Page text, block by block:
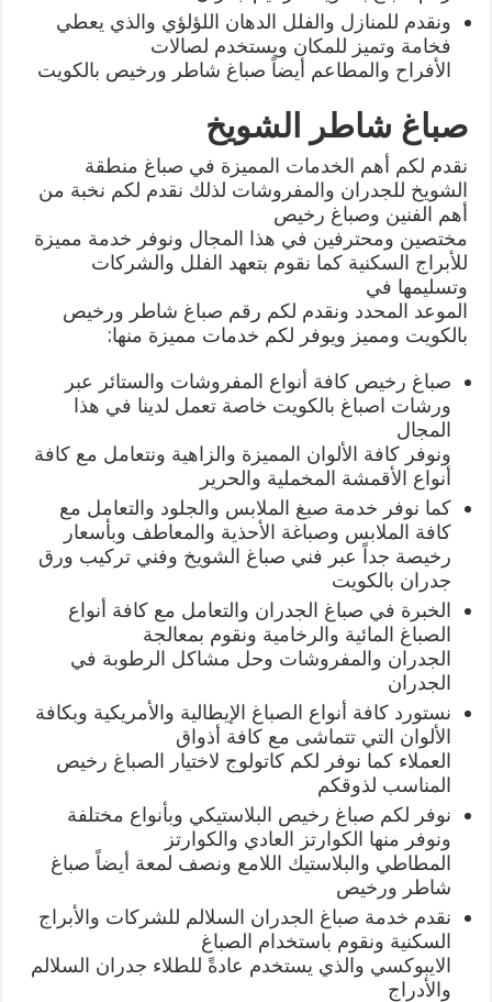
ونقدم للمنازل والفلل الدهان اللؤلؤي والذي يعطي
فخامة وتميز للمكان ويستخدم لصالات
الأفراح والمطاعم أيضاً صباغ شاطر ورخيص بالكويت
صباغ شاطر الشويخ
نقدم لكم أهم الخدمات المميزة في صباغ منطقة
الشويخ للجدران والمفروشات لذلك نقدم لكم نخبة من
أهم الفنين وصباغ رخيص
مختصين ومحترفين في هذا المجال ونوفر خدمة مميزة
للأبراج السكنية كما نقوم بتعهد الفلل والشركات
وتسليمها في
الموعد المحدد ونقدم لكم رقم صباغ شاطر ورخيص
بالكويت ومميز ويوفر لكم خدمات مميزة منها:
صباغ رخيص كافة أنواع المفروشات والستائر عبر
ورشات اصباغ بالكويت خاصة تعمل لدينا في هذا
المجال
ونوفر كافة الألوان المميزة والزاهية ونتعامل مع كافة
أنواع الأقمشة المخملية والحرير
كما نوفر خدمة صبغ الملابس والجلود والتعامل مع
كافة الملابس وصباغة الأحذية والمعاطف وبأسعار
رخيصة جداً عبر فني صباغ الشويخ وفني تركيب ورق
جدران بالكويت
الخبرة في صباغ الجدران والتعامل مع كافة أنواع
الصباغ المائية والرخامية ونقوم بمعالجة
الجدران والمفروشات وحل مشاكل الرطوبة في
الجدران
نستورد كافة أنواع الصباغ الإيطالية والأمريكية وبكافة
الألوان التي تتماشى مع كافة أذواق
العملاء كما نوفر لكم كاتولوج لاختيار الصباغ رخيص
المناسب لذوقكم
نوفر لكم صباغ رخيص البلاستيكي وبأنواع مختلفة
ونوفر منها الكوارتز العادي والكوارتز
المطاطي والبلاستيك اللامع ونصف لمعة أيضاً صباغ
شاطر ورخيص
نقدم خدمة صباغ الجدران السلالم للشركات والأبراج
السكنية ونقوم باستخدام الصباغ
الايبوكسي والذي يستخدم عادةً للطلاء جدران السلالم
والأدراج